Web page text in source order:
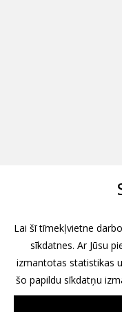
Lai šī tīmekļvietne
sīkdatnes. Ar Jūsu
izmantotas statistikas
šo papildu sīkdatņu